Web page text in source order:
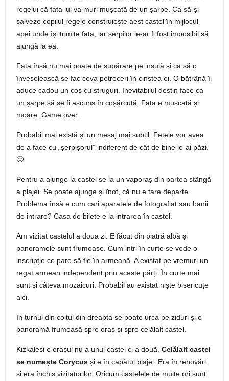
regelui că fata lui va muri mușcată de un șarpe. Ca să-și
salveze copilul regele construiește aest castel în mijlocul
apei unde își trimite fata, iar șerpilor le-ar fi fost imposibil să
ajungă la ea.
Fata însă nu mai poate de supărare pe insulă și ca să o
înveselească se fac ceva petreceri în cinstea ei. O bătrână îi
aduce cadou un coș cu struguri. Inevitabilul destin face ca
un șarpe să se fi ascuns în coșărcuță. Fata e mușcată și
moare. Game over.
Probabil mai există și un mesaj mai subtil. Fetele vor avea
de a face cu „șerpișorul” indiferent de cât de bine le-ai păzi.
🙂
Pentru a ajunge la castel se ia un vaporaș din partea stângă
a plajei. Se poate ajunge și înot, că nu e tare departe.
Problema însă e cum cari aparatele de fotografiat sau banii
de intrare? Casa de bilete e la intrarea în castel.
Am vizitat castelul a doua zi. E făcut din piatră albă și
panoramele sunt frumoase. Cum intri în curte se vede o
inscripție ce pare să fie în armeană. A existat pe vremuri un
regat armean independent prin aceste părți. În curte mai
sunt și câteva mozaicuri. Probabil au existat niște bisericuțe
aici.
In turnul din colțul din dreapta se poate urca pe ziduri și e
panoramă frumoasă spre oraș și spre celălalt castel.
Kizkalesi e orașul nu a unui castel ci a două. Celălalt castel
se numește Corycusși e în capătul plajei. Era în renovări
și era închis vizitatorilor. Oricum castelele de multe ori sunt